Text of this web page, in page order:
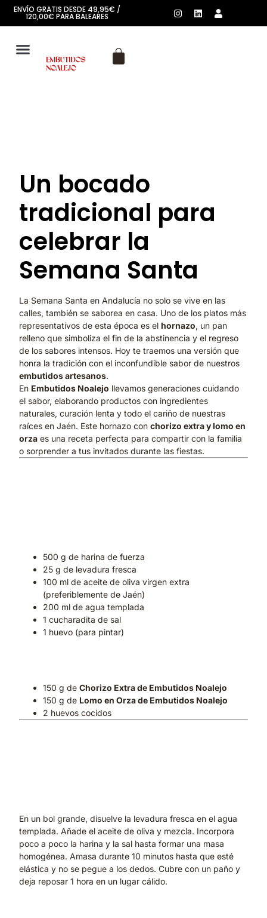
ENVÍO GRATIS DESDE 49,95€ /
120,00€ PARA BALEARES
Un bocado
tradicional para
celebrar la
Semana Santa
La Semana Santa en Andalucía no solo se vive en las
calles, también se saborea en casa. Uno de los platos más
representativos de esta época es elhornazo, un pan
relleno que simboliza el fin de la abstinencia y el regreso
de los sabores intensos. Hoy te traemos una versión que
honra la tradición con el inconfundible sabor de nuestros
embutidos artesanos.
En Embutidos Noalejo llevamos generaciones cuidando
el sabor, elaborando productos con ingredientes
naturales, curación lenta y todo el cariño de nuestras
raíces en Jaén. Este hornazo conchorizo extra y lomo en
orza es una receta perfecta para compartir con la familia
o sorprender a tus invitados durante las fiestas.
500 g de harina de fuerza
25 g de levadura fresca
100 ml de aceite de oliva virgen extra
(preferiblemente de Jaén)
200 ml de agua templada
1 cucharadita de sal
1 huevo (para pintar)
150 g deChorizo Extra de Embutidos Noalejo
150 g de Lomo en Orza de Embutidos Noalejo
2 huevos cocidos
En un bol grande, disuelve la levadura fresca en el agua
templada. Añade el aceite de oliva y mezcla. Incorpora
poco a poco la harina y la sal hasta formar una masa
homogénea. Amasa durante 10 minutos hasta que esté
elástica y no se pegue a los dedos. Cubre con un paño y
deja reposar 1 hora en un lugar cálido.